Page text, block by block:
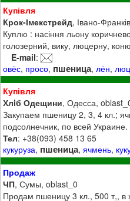
Купівля
Крок-Імекстрейд, Івано-
Куплю : насіння льону
голозерний, вику, люцерну,
E-mail:
овёс, просо, пшеница, лён,
Купівля
Хлiб Одещини, Одесса,
Закупаем пшеницу 2, 3, 4 кл.;
подсолнечник, по всей
Тел: +38(093) 458 13 65
кукуруза, пшеница,ячмень,
Продаж
ЧП, Сумы, oblast_0
Продам пшеницу 3 кл., 500 т,, в